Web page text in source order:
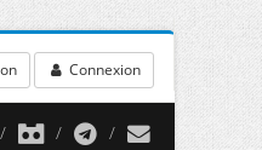
Connexion